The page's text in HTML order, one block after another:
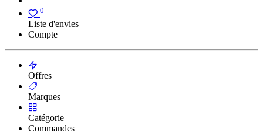
0
Liste d'envies
Compte
Offres
Marques
Catégorie
Commandes